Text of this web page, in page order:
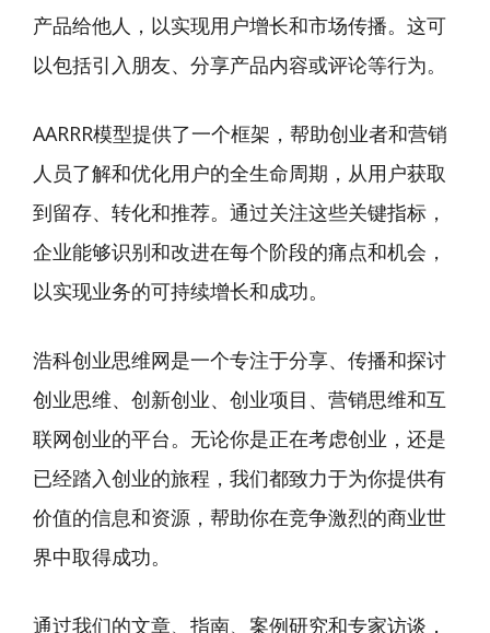
产品给他人，以实现用户增长和市场传播。这可
以包括引入朋友、分享产品内容或评论等行为。
AARRR模型提供了一个框架，帮助创业者和营销
人员了解和优化用户的全生命周期，从用户获取
到留存、转化和推荐。通过关注这些关键指标，
企业能够识别和改进在每个阶段的痛点和机会，
以实现业务的可持续增长和成功。
浩科创业思维网是一个专注于分享、传播和探讨
创业思维、创新创业、创业项目、营销思维和互
联网创业的平台。无论你是正在考虑创业，还是
已经踏入创业的旅程，我们都致力于为你提供有
价值的信息和资源，帮助你在竞争激烈的商业世
界中取得成功。
通过我们的文章、指南、案例研究和专家访谈，